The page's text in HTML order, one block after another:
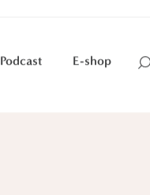
Podcast E-shop